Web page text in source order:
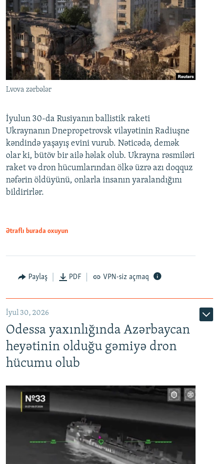
Lvova zərbələr
İyulun 30-da Rusiyanın ballistik raketi
Ukraynanın Dnepropetrovsk vilayətinin Radiuşne
kəndində yaşayış evini vurub. Nəticədə, demək
olar ki, bütöv bir ailə həlak olub. Ukrayna rəsmiləri
raket və dron hücumlarından ölkə üzrə azı doqquz
nəfərin öldüyünü, onlarla insanın yaralandığını
bildirirlər.
Ətraflı burada oxuyun
Paylaş PDF VPN-siz açmaq
İyul 30, 2026
Odessa yaxınlığında Azərbaycan
heyətinin olduğu gəmiyə dron
hücumu olub